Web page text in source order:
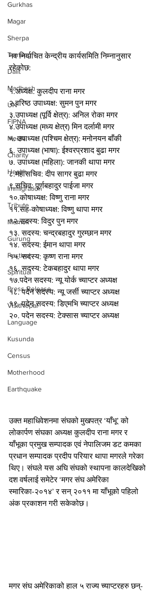
Gurkhas
Magar
Sherpa
Tamang
Dalit
Madhesh
UN
FIPNA
Media
Charity
Health
Immigration
Tribute
Memoir
Gurung
Festival
Spiritual
Press Release
VisitNepal
Language
Kusunda
Census
Motherhood
Earthquake
नव निर्वाचित केन्द्रीय कार्यसमिति निम्नानुसार
रहेकोछ:
१.अध्यक्ष: कुलदीप राना मगर
२.वरिष्ठ उपाध्यक्ष: सुमन पुन मगर
३.उपाध्यक्ष (पूर्वि क्षेत्र): अनिल रोका मगर
४.उपाध्यक्ष (मध्य क्षेत्र) मिन दर्लामी मगर
५. उपाध्यक्ष (पश्चिम क्षेत्र): मनोनयन बाँकी
६. उपाध्यक्ष (भाषा): ईश्वरप्रशाद बुढा मगर
७. उपाध्यक्ष (महिला): जानकी थापा मगर
८.महासचिव: दीप सागर बुढा मगर
९.सचिव: पूर्णबहादुर पाईजा मगर
१०.कोषाध्यक्ष: विष्णु राना मगर
११.सह-कोषाध्यक्ष: विष्णु थापा मगर
१२.सदस्य: विदुर पुन मगर
१३. सदस्य: चन्द्रबहादुर गुरम्छान मगर
१४. सदस्य: ईमान थापा मगर
१५. सदस्य: कृष्ण राना मगर
१६. सदस्य: टेकबहादुर थापा मगर
१७.पदेन सदस्य: न्यू योर्क च्याप्टर अध्यक्ष
१८. पदेन सदस्य: न्यू जर्सी च्याप्टर अध्यक्ष
१९. पदेन सदस्य: डिएमभि च्याप्टर अध्यक्ष
२०. पदेन सदस्य: टेक्सास च्याप्टर अध्यक्ष
उक्त महाधिवेशनमा संघको मुखपत्र ‘याँभू’ को
लोकार्पण संघका अध्यक्ष कुलदीप राना मगर र
याँभूका प्रमुख सम्पादक एवं नेपालिजम डट कमका
प्रधान सम्पादक प्रदीप परियार थापा मगरले गरेका
थिए। संघले यस अघि संघको स्थापना कालदेखिको
दश वर्षलाई समेटेर ‘मगर संघ अमेरिका
स्मारिका-२०१४’ र सन् २०११ मा याँभूको पहिलो
अंक प्रकाशन गरी सकेकोछ।
मगर संघ अमेरिकाको हाल ५ राज्य च्याप्टरहरु छन्-